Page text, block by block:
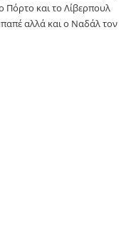
Πόρτο και το Λίβερπουλ
αλλά και ο Ναδάλ τον